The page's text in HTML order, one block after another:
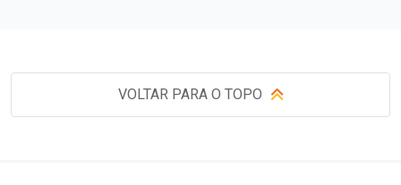
VOLTAR PARA O TOPO